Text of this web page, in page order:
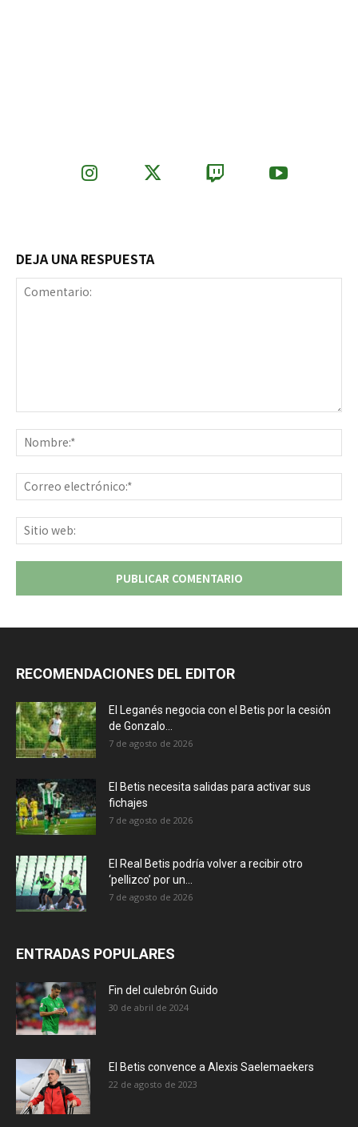
DEJA UNA RESPUESTA
RECOMENDACIONES DEL EDITOR
El Leganés negocia con el Betis por la cesión
de Gonzalo...
7 de agosto de 2026
El Betis necesita salidas para activar sus
fichajes
7 de agosto de 2026
El Real Betis podría volver a recibir otro
‘pellizco’ por un...
7 de agosto de 2026
ENTRADAS POPULARES
Fin del culebrón Guido
30 de abril de 2024
El Betis convence a Alexis Saelemaekers
22 de agosto de 2023